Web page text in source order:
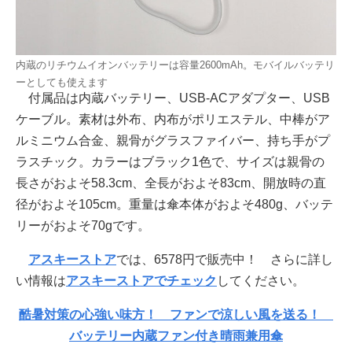
内蔵のリチウムイオンバッテリーは容量2600mAh。モバイルバッテリ
ーとしても使えます
付属品は内蔵バッテリー、USB-ACアダプター、USB
ケーブル。素材は外布、内布がポリエステル、中棒がア
ルミニウム合金、親骨がグラスファイバー、持ち手がプ
ラスチック。カラーはブラック1色で、サイズは親骨の
長さがおよそ58.3cm、全長がおよそ83cm、開放時の直
径がおよそ105cm。重量は傘本体がおよそ480g、バッテ
リーがおよそ70gです。
アスキーストアでは、6578円で販売中！ さらに詳し
い情報はアスキーストアでチェック してください。
酷暑対策の心強い味方！ ファンで涼しい風を送る！
バッテリー内蔵ファン付き晴雨兼用傘